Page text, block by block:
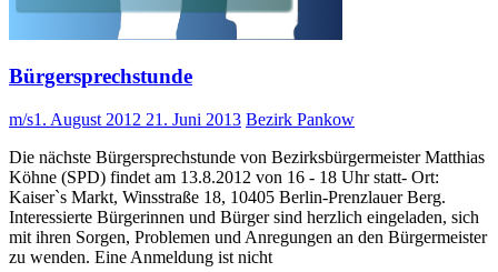
Bürgersprechstunde
m/s1. August 2012 21. Juni 2013 Bezirk Pankow
Die nächste Bürgersprechstunde von Bezirksbürgermeister Matthias
Köhne (SPD) findet am 13.8.2012 von 16 - 18 Uhr statt- Ort:
Kaiser`s Markt, Winsstraße 18, 10405 Berlin-Prenzlauer Berg.
Interessierte Bürgerinnen und Bürger sind herzlich eingeladen, sich
mit ihren Sorgen, Problemen und Anregungen an den Bürgermeister
zu wenden. Eine Anmeldung ist nicht